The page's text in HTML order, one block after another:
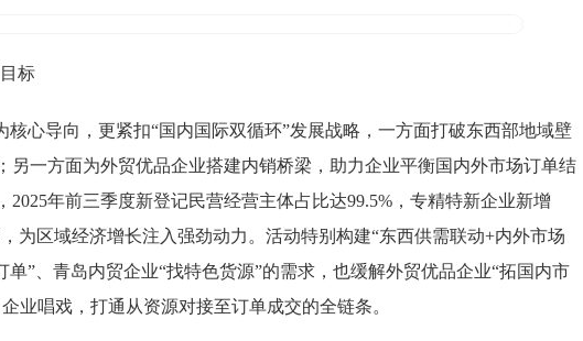
标
核心导向，更紧扣“国内国际双循环”发展战略，一方面打破东西部地域壁
另一方面为外贸优品企业搭建内销桥梁，助力企业平衡国内外市场订单结
年前三季度新登记民营经营主体占比达99.5%，专精特新企业新增
为区域经济增长注入强劲动力。活动特别构建“东西供需联动+内外市场
”、青岛内贸企业“找特色货源”的需求，也缓解外贸优品企业“拓国内市
业唱戏，打通从资源对接至订单成交的全链条。